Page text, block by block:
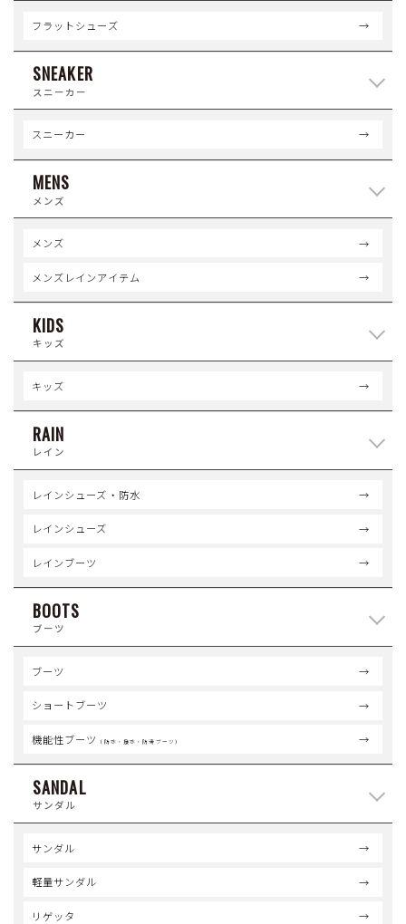
フラットシューズ
SNEAKER
スニーカー
スニーカー
MENS
メンズ
メンズ
メンズレインアイテム
KIDS
キッズ
キッズ
RAIN
レイン
レインシューズ・防水
レインシューズ
レインブーツ
BOOTS
ブーツ
ブーツ
ショートブーツ
機能性ブーツ （防水・撥水・防滑ブーツ）
SANDAL
サンダル
サンダル
軽量サンダル
リゲッタ